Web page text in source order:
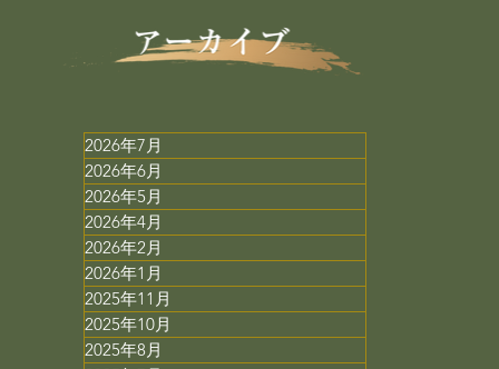
2026年7月
2026年6月
2026年5月
2026年4月
2026年2月
2026年1月
2025年11月
2025年10月
2025年8月